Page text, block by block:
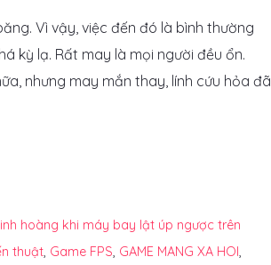
Vì vậy, việc đến đó là bình thường
kỳ lạ. Rất may là mọi người đều ổn.
nhưng may mắn thay, lính cứu hỏa đã
hoàng khi máy bay lật úp ngược trên
thuật Game FPS GAME MANG XA HOI